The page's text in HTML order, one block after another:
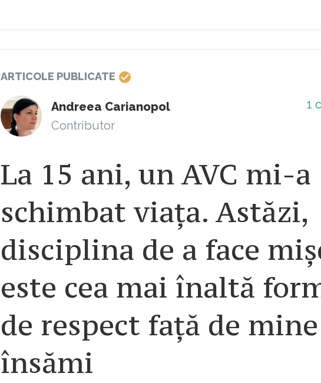
ARTICOLE PUBLICATE
Andreea Carianopol
Contributor
1
La 15 ani, un AVC mi-a
schimbat viața. Astăzi,
disciplina de a face
este cea mai înaltă
de respect față de mine
însămi